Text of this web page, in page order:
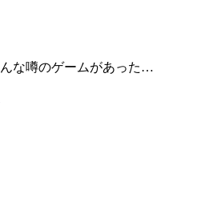
な噂のゲームがあった…